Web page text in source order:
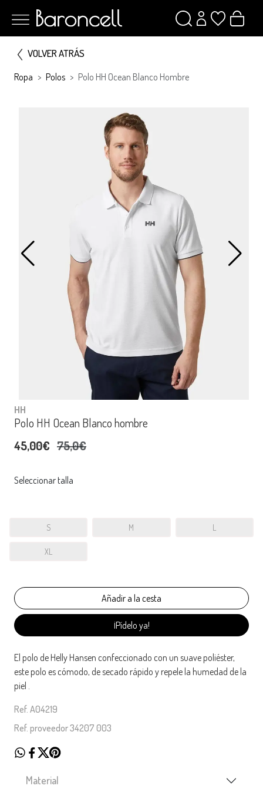
VOLVER ATRÁS
Ropa Polos Polo HH Ocean Blanco Hombre
HH
Polo HH Ocean Blanco hombre
45,00€ 75,0€
Seleccionar talla
S M L
XL
¡Pídelo ya!
El polo de Helly Hansen confeccionado con un suave poliéster,
este polo es cómodo, de secado rápido y repele la humedad de la
piel .
Ref. A04219
Ref. proveedor 34207 003
Material